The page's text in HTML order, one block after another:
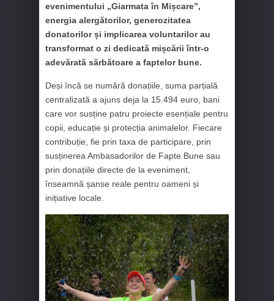
evenimentului „Giarmata în Mișcare”,
energia alergătorilor, generozitatea
donatorilor și implicarea voluntarilor au
transformat o zi dedicată mișcării într-o
adevărată sărbătoare a faptelor bune.
Deși încă se numără donațiile, suma parțială
centralizată a ajuns deja la 15.494 euro, bani
care vor susține patru proiecte esențiale pentru
copii, educație și protecția animalelor. Fiecare
contribuție, fie prin taxa de participare, prin
susținerea Ambasadorilor de Fapte Bune sau
prin donațiile directe de la eveniment,
înseamnă șanse reale pentru oameni și
inițiative locale.